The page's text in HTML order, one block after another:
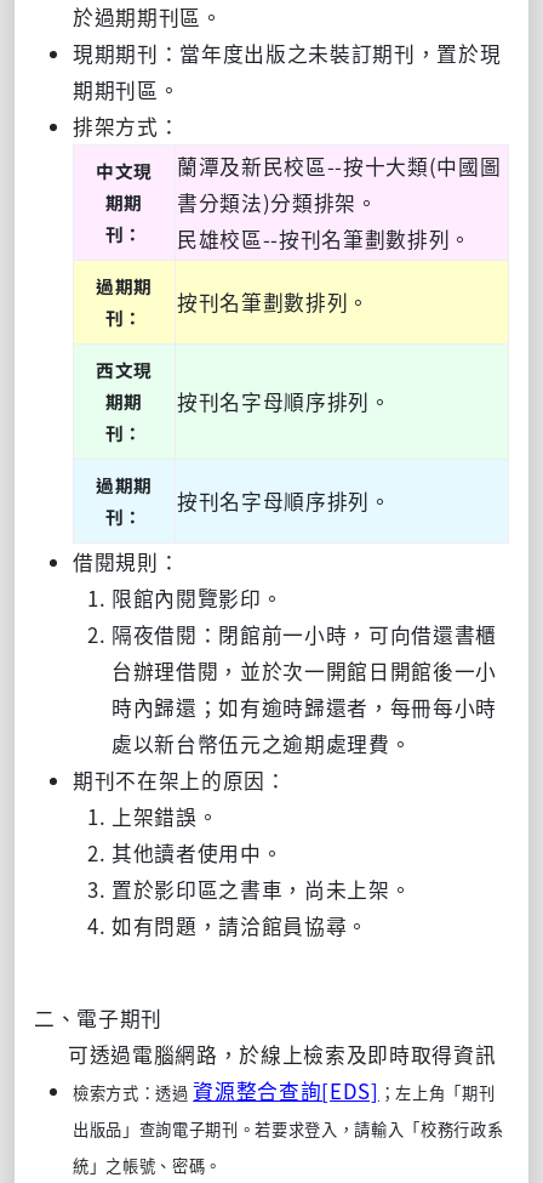
於過期期刊區。
現期期刊：當年度出版之未裝訂期刊，置於現
期期刊區。
排架方式：
中文現
期期
刊：
蘭潭及新民校區--按十大類(中國圖
書分類法)分類排架。
民雄校區--按刊名筆劃數排列。
過期期
刊：
按刊名筆劃數排列。
西文現
期期
刊：
按刊名字母順序排列。
過期期
刊：
按刊名字母順序排列。
借閱規則：
限館內閱覽影印。
隔夜借閱：閉館前一小時，可向借還書櫃
台辦理借閱，並於次一開館日開館後一小
時內歸還；如有逾時歸還者，每冊每小時
處以新台幣伍元之逾期處理費。
期刊不在架上的原因：
上架錯誤。
其他讀者使用中。
置於影印區之書車，尚未上架。
如有問題，請洽館員協尋。
二、電子期刊
可透過電腦網路，於線上檢索及即時取得資訊
檢索方式：透過資源整合查詢[EDS] ；左上角「期刊
出版品」 查詢電子期刊。若要求登入，請輸入「校務行政系
統」之帳號、密碼。